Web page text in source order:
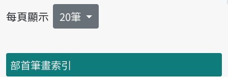
每頁顯示 20筆
部首筆畫索引